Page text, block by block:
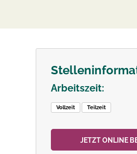
Arbeitszeit:
Vollzeit Teilzeit
JETZT ONLINE